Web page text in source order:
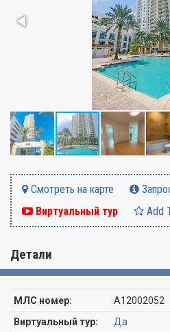
Смотреть на карте
Виртуальный тур
Add
Детали
МЛС номер:
A12002052
Виртуальный тур:
Да